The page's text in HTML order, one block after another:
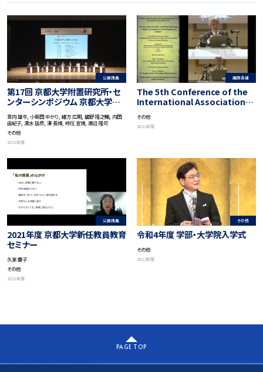
公開講義
第17回 京都大学附置研究所・セ
ンターシンポジウム 京都大学松
山講演会 京都からの挑戦 －地球
社会の調和ある共存に向けて－
「パラダイムシフト －新しい世界
を創る京大」
宮内 雄平, 小坂田 ゆかり, 緒方 広明, 舘野 隆之輔, 内田
由紀子, 清水 延彦, 湊 長博, 時任 宣博, 渡辺 隆司
その他
2021年度
国際会議
The 5th Conference of the
International Association
“95 Years after the Birth of
Nishida Philosophy-‘Basho’
その他
2021年度
公開講義
2021年度 京都大学新任教員教育
セミナー
久家 慶子
その他
2021年度
その他
令和4年度 学部・大学院入学式
その他
2022年度
PAGE TOP